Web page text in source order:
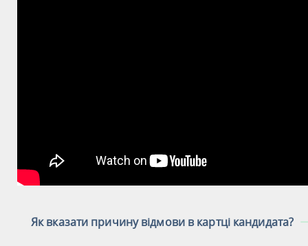
Як вказати причину відмови в картці кандидата?